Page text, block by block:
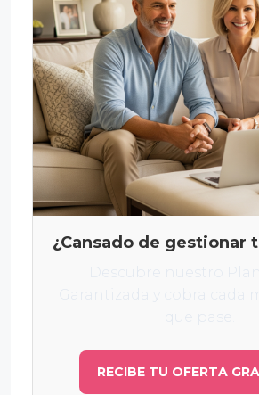
¿Cansado de gestionar
RECIBE TU OFERTA